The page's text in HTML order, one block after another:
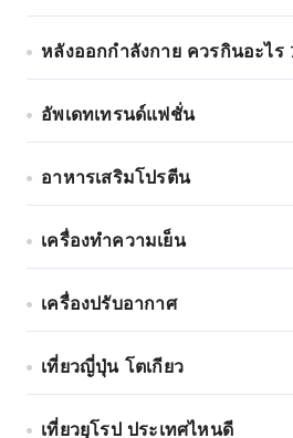
หลังออกกําลังกาย ควรกินอะไร 7
อัพเดทเทรนด์แฟชั่น
อาหารเสริมโปรตีน
เครื่องทำความเย็น
เครื่องปรับอากาศ
เที่ยวญี่ปุ่น โตเกียว
เที่ยวยุโรป ประเทศไหนดี